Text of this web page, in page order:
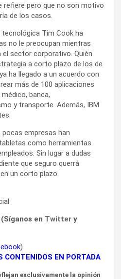
refiere pero que no son motivo
de los casos.
tecnológica Tim Cook ha
no le preocupan mientras
sector corporativo. Quién
a corto plazo de los de
ha llegado a un acuerdo con
más de 100 aplicaciones
banca,
y transporte. Además, IBM
empresas han
como herramientas
Sin lugar a dudas
que seguro querrá
un corto plazo.
en Twitter y
)
CONTENIDOS EN PORTADA
exclusivamente la opinión